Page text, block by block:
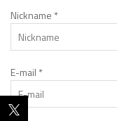
Nickname *
E-mail *